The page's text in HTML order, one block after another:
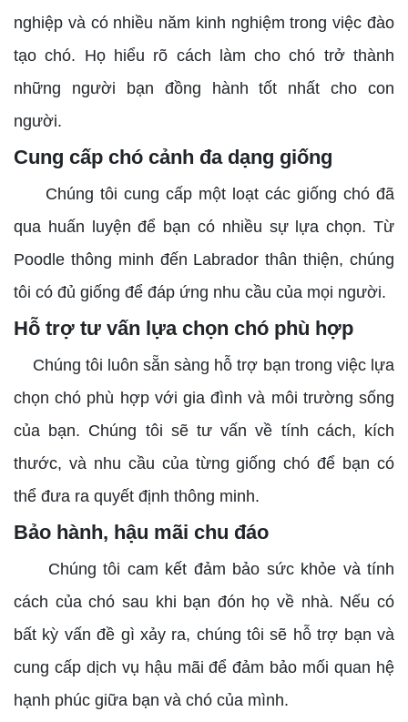
nghiệp và có nhiều năm kinh nghiệm trong việc đào
tạo chó. Họ hiểu rõ cách làm cho chó trở thành
những người bạn đồng hành tốt nhất cho con
người.
Cung cấp chó cảnh đa dạng giống
Chúng tôi cung cấp một loạt các giống chó đã
qua huấn luyện để bạn có nhiều sự lựa chọn. Từ
Poodle thông minh đến Labrador thân thiện, chúng
tôi có đủ giống để đáp ứng nhu cầu của mọi người.
Hỗ trợ tư vấn lựa chọn chó phù hợp
Chúng tôi luôn sẵn sàng hỗ trợ bạn trong việc lựa
chọn chó phù hợp với gia đình và môi trường sống
của bạn. Chúng tôi sẽ tư vấn về tính cách, kích
thước, và nhu cầu của từng giống chó để bạn có
thể đưa ra quyết định thông minh.
Bảo hành, hậu mãi chu đáo
Chúng tôi cam kết đảm bảo sức khỏe và tính
cách của chó sau khi bạn đón họ về nhà. Nếu có
bất kỳ vấn đề gì xảy ra, chúng tôi sẽ hỗ trợ bạn và
cung cấp dịch vụ hậu mãi để đảm bảo mối quan hệ
hạnh phúc giữa bạn và chó của mình.